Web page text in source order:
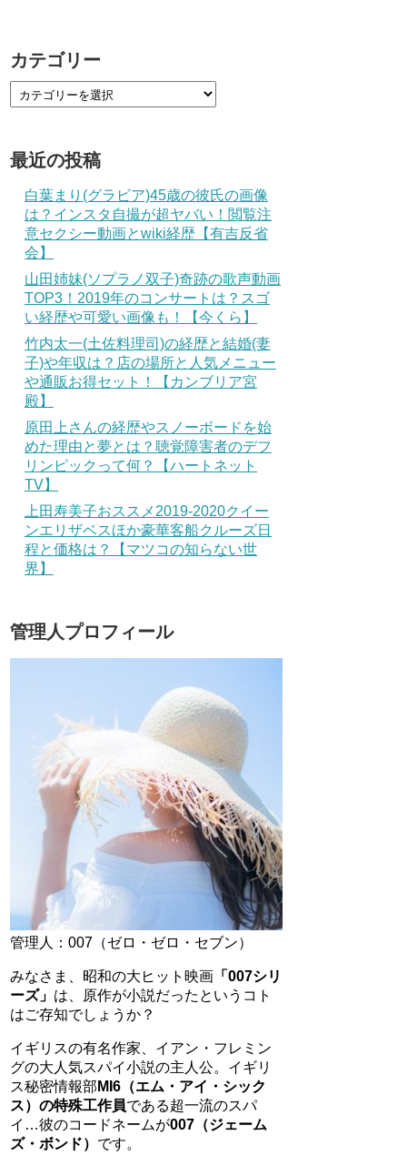
カテゴリー
最近の投稿
白葉まり(グラビア)45歳の彼氏の画像
は？インスタ自撮が超ヤバい！閲覧注
意セクシー動画とwiki経歴【有吉反省
会】
山田姉妹(ソプラノ双子)奇跡の歌声動画
TOP3！2019年のコンサートは？スゴ
い経歴や可愛い画像も！【今くら】
竹内太一(土佐料理司)の経歴と結婚(妻
子)や年収は？店の場所と人気メニュー
や通販お得セット！【カンブリア宮
殿】
原田上さんの経歴やスノーボードを始
めた理由と夢とは？聴覚障害者のデフ
リンピックって何？【ハートネット
TV】
上田寿美子おススメ2019-2020クイー
ンエリザベスほか豪華客船クルーズ日
程と価格は？【マツコの知らない世
界】
管理人プロフィール
管理人：007（ゼロ・ゼロ・セブン）
みなさま、昭和の大ヒット映画 「007シリ
ーズ」 は、原作が小説だったというコト
はご存知でしょうか？
イギリスの有名作家、イアン・フレミン
グの大人気スパイ小説の主人公。イギリ
ス秘密情報部 MI6（エム・アイ・シック
ス）の特殊工作員である超一流のスパ
イ…彼のコードネームが007（ジェーム
ズ・ボンド） です。